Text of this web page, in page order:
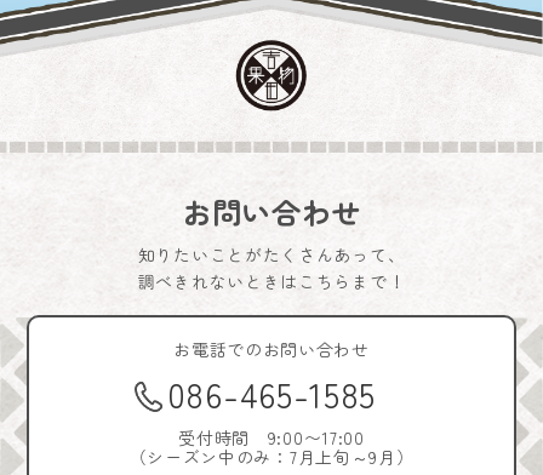
お問い合わせ
知りたいことがたくさんあって、
調べきれないときはこちらまで！
お電話でのお問い合わせ
086-465-1585
受付時間 9:00〜17:00
（シーズン中のみ：7月上旬～9月）